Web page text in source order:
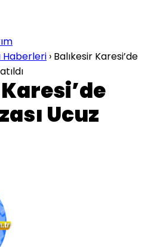
Haberleri › Balıkesir Karesi’de
Ucuz